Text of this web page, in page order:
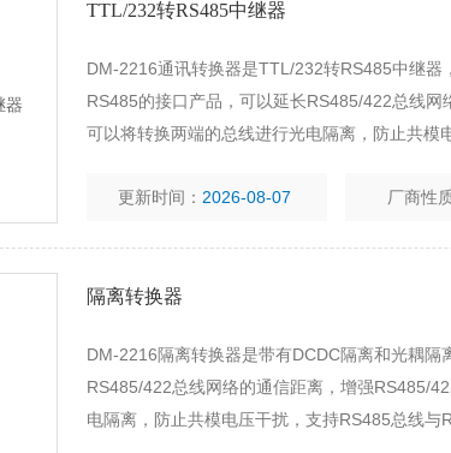
TTL/232转RS485中继器
DM-2216通讯转换器是TTL/232转RS485中继
RS485的接口产品，可以延长RS485/422总线网
可以将转换两端的总线进行光电隔离，防止共模
更新时间： 2026-08-07 厂商性
隔离转换器
DM-2216隔离转换器是带有DCDC隔离和光耦
RS485/422总线网络的通信距离，增强RS485/
电隔离，防止共模电压干扰，支持RS485总线与